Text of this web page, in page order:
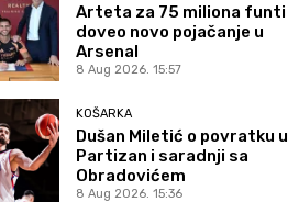
Arteta za 75 miliona funti
doveo novo pojačanje u
Arsenal
8 Aug 2026. 15:57
KOŠARKA
Dušan Miletić o povratku u
Partizan i saradnji sa
Obradovićem
8 Aug 2026. 15:36